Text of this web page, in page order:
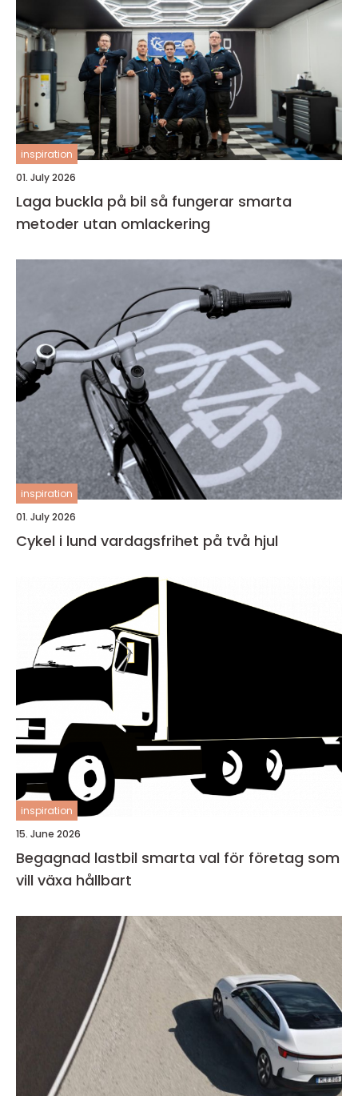
inspiration
01. July 2026
Laga buckla på bil så fungerar smarta
metoder utan omlackering
inspiration
01. July 2026
Cykel i lund vardagsfrihet på två hjul
inspiration
15. June 2026
Begagnad lastbil smarta val för företag som
vill växa hållbart